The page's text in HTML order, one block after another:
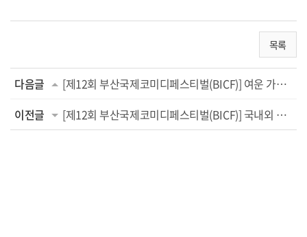
목록
다음글
[제12회 부산국제코미디페스티벌(BICF)] 여운 가득했던 10일 간의 웃음 여행 마침표...
이전글
[제12회 부산국제코미디페스티벌(BICF)] 국내외 10개 팀의 화려한 쇼가 펼쳐진다! 부산 일대 ...